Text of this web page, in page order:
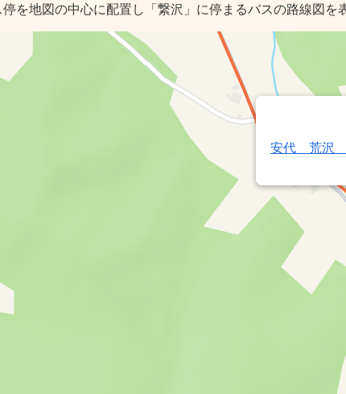
停を地図の中心に配置し「繋沢」に停まるバスの路線図を
安代 荒沢